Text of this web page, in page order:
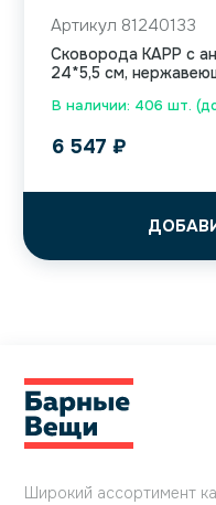
В наличии: 406 шт.
Артикул 81240133
Сковорода KAPP с
24*5,5 см,
6 547 ₽
Широкий ассортимент